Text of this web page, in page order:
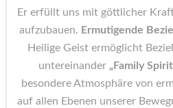
Er erfüllt uns mit göttlicher
aufzubauen. Ermutigende
Heilige Geist ermöglicht
untereinander „Family
besondere Atmosphäre von
auf allen Ebenen unserer